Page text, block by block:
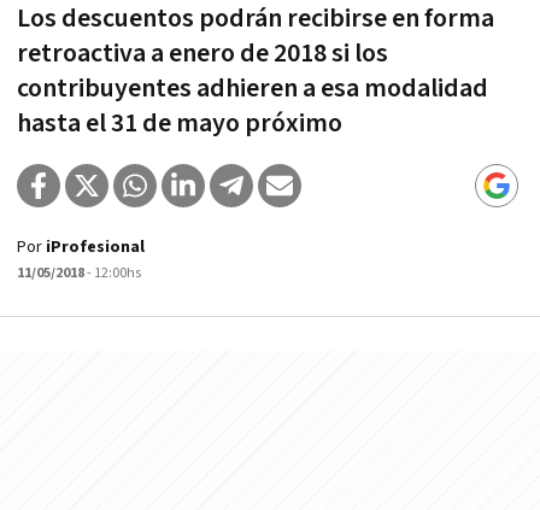
Los descuentos podrán recibirse en forma
retroactiva a enero de 2018 si los
contribuyentes adhieren a esa modalidad
hasta el 31 de mayo próximo
Por iProfesional
11/05/2018- 12:00hs